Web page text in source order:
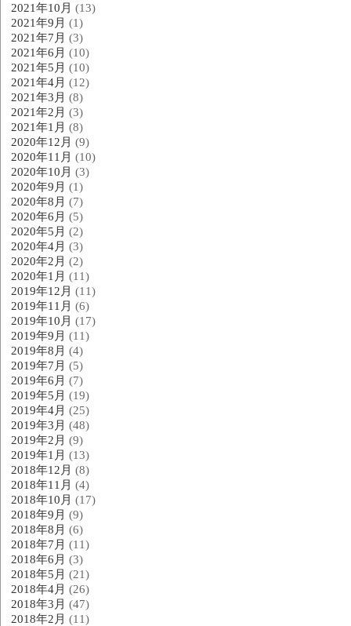
2021年10月 (13)
2021年9月 (1)
2021年7月 (3)
2021年6月 (10)
2021年5月 (10)
2021年4月 (12)
2021年3月 (8)
2021年2月 (3)
2021年1月 (8)
2020年12月 (9)
2020年11月 (10)
2020年10月 (3)
2020年9月 (1)
2020年8月 (7)
2020年6月 (5)
2020年5月 (2)
2020年4月 (3)
2020年2月 (2)
2020年1月 (11)
2019年12月 (11)
2019年11月 (6)
2019年10月 (17)
2019年9月 (11)
2019年8月 (4)
2019年7月 (5)
2019年6月 (7)
2019年5月 (19)
2019年4月 (25)
2019年3月 (48)
2019年2月 (9)
2019年1月 (13)
2018年12月 (8)
2018年11月 (4)
2018年10月 (17)
2018年9月 (9)
2018年8月 (6)
2018年7月 (11)
2018年6月 (3)
2018年5月 (21)
2018年4月 (26)
2018年3月 (47)
2018年2月 (11)